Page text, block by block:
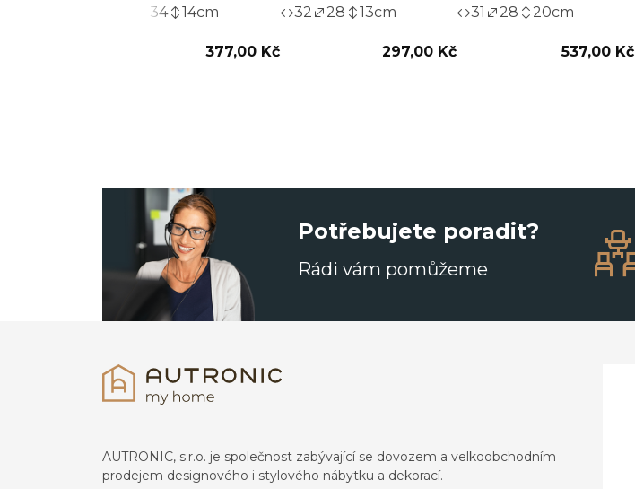
34 14cm
377,00 Kč
32
28 13cm
297,00 Kč
31
28 20cm
537,00 Kč
Potřebujete poradit?
Rádi vám pomůžeme
AUTRONIC, s.r.o. je společnost zabývající se dovozem a velkoobchodním
prodejem designového i stylového nábytku a dekorací.